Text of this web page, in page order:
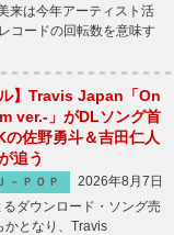
は今年アーティスト活
コードの回転数を意味す
ル】Travis Japan「On
ver.-」がDLソング首
佐野勇斗＆吉田仁人
追う
Ｊ－ＰＯＰ
2026年8月7日
ダウンロード・ソング売
かとなり、Travis